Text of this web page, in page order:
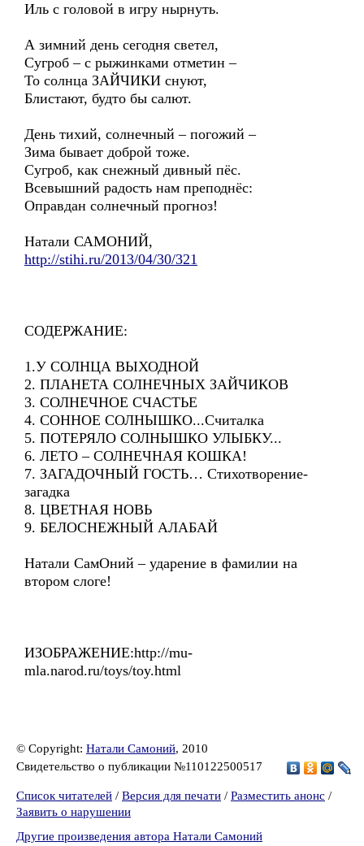
Иль с головой в игру нырнуть.
А зимний день сегодня светел,
Сугроб – с рыжинками отметин –
То солнца ЗАЙЧИКИ снуют,
Блистают, будто бы салют.
День тихий, солнечный – погожий –
Зима бывает доброй тоже.
Сугроб, как снежный дивный пёс.
Всевышний радость нам преподнёс:
Оправдан солнечный прогноз!
Натали САМОНИЙ,
http://stihi.ru/2013/04/30/321
СОДЕРЖАНИЕ:
1.У СОЛНЦА ВЫХОДНОЙ
2. ПЛАНЕТА СОЛНЕЧНЫХ ЗАЙЧИКОВ
3. СОЛНЕЧНОЕ СЧАСТЬЕ
4. СОННОЕ СОЛНЫШКО...Считалка
5. ПОТЕРЯЛО СОЛНЫШКО УЛЫБКУ...
6. ЛЕТО – СОЛНЕЧНАЯ КОШКА!
7. ЗАГАДОЧНЫЙ ГОСТЬ… Стихотворение-
загадка
8. ЦВЕТНАЯ НОВЬ
9. БЕЛОСНЕЖНЫЙ АЛАБАЙ
Натали СамОний – ударение в фамилии на
втором слоге!
ИЗОБРАЖЕНИЕ:http://mu-
mla.narod.ru/toys/toy.html
© Copyright: Натали Самоний, 2010
Свидетельство о публикации №110122500517
Список читателей / Версия для печати / Разместить анонс /
Заявить о нарушении
Другие произведения автора Натали Самоний